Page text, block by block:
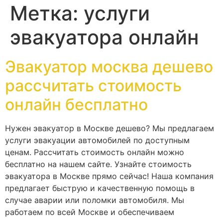
Метка: услуги
эвакуатора онлайн
Эвакуатор москва дешево
рассчитать стоимость
онлайн бесплатно
Нужен эвакуатор в Москве дешево? Мы предлагаем
услуги эвакуации автомобилей по доступным
ценам. Рассчитать стоимость онлайн можно
бесплатно на нашем сайте. Узнайте стоимость
эвакуатора в Москве прямо сейчас! Наша компания
предлагает быструю и качественную помощь в
случае аварии или поломки автомобиля. Мы
работаем по всей Москве и обеспечиваем